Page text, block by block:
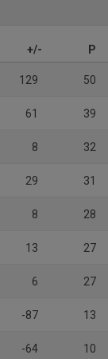
+/- P
129 50
61 39
8 32
29 31
8 28
13 27
6 27
-87 13
-64 10